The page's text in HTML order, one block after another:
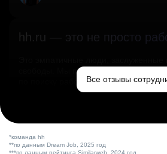
hh.ru — это не просто
свободы. Мы помогаем миру и
по поиску работы в стране.
Все отзывы
*команда hh
**по данным Dream Job, 2025 год
***по данным рейтинга Similarweb, 2024 год